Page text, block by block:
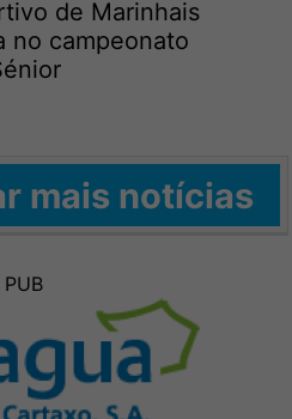
de Marinhais
no campeonato
mais notícias
PUB